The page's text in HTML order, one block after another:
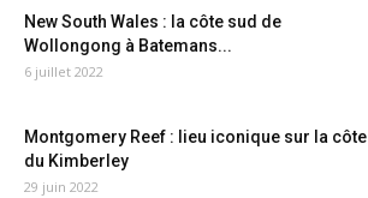
New South Wales : la côte sud de
Wollongong à Batemans...
6 juillet 2022
Montgomery Reef : lieu iconique sur la côte
du Kimberley
29 juin 2022